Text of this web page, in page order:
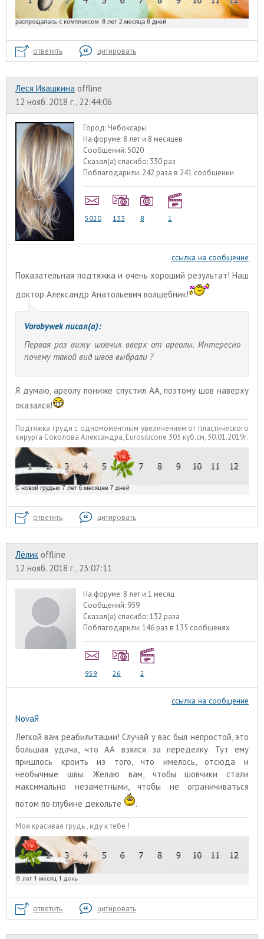
ответить цитировать
Леся Ивашкина offline
12 нояб. 2018 г., 22:44:06
Город: Чебоксары
На форуме: 8 лет и 8 месяцев
Сообщений: 5020
Сказал(а) спасибо: 330 раз
Поблагодарили: 242 раза в 241 сообщении
5020 133 8 1
ссылка на сообщение
Показательная подтяжка и очень хороший результат! Наш
доктор Александр Анатольевич волшебник!
Vorobywek писал(а):
Первая раз вижу шовчик вверх от ареолы. Интересно
почему такой вид швов выбрали ?
Я думаю, ареолу пониже спустил АА, поэтому шов наверху
оказался!
Подтяжка груди с одномоментным увеличением от пластического
хирурга Соколова Александра, Eurosilicone 305 куб.см, 30.01.2019г.
ответить цитировать
Лёлик offline
12 нояб. 2018 г., 23:07:11
На форуме: 8 лет и 1 месяц
Сообщений: 959
Сказал(а) спасибо:132 раза
Поблагодарили:146 раз в 135 сообщенях
959 26 2
ссылка на сообщение
NovaЯ
Легкой вам реабилитации! Случай у вас был непростой, это
большая удача, что АА взялся за переделку. Тут ему
пришлось кроить из того, что имелось, отсюда и
необычные швы. Желаю вам, чтобы шовчики стали
максимально незаметными, чтобы не ограничиваться
потом по глубине декольте
.
Моя красивая грудь , иду к тебе !
ответить цитировать